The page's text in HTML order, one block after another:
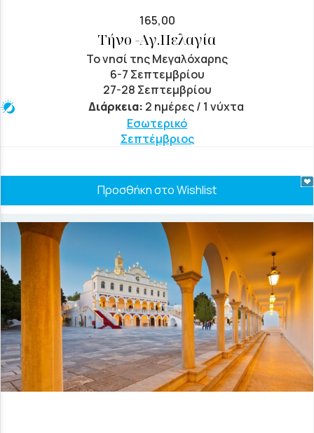
165,00
Τήνο -Αγ.Πελαγία
Το νησί της Μεγαλόχαρης
6-7 Σεπτεμβρίου
27-28 Σεπτεμβρίου
Διάρκεια: 2 ημέρες / 1 νύχτα
Εσωτερικό
Σεπτέμβριος
Προσθήκη στο Wishlist